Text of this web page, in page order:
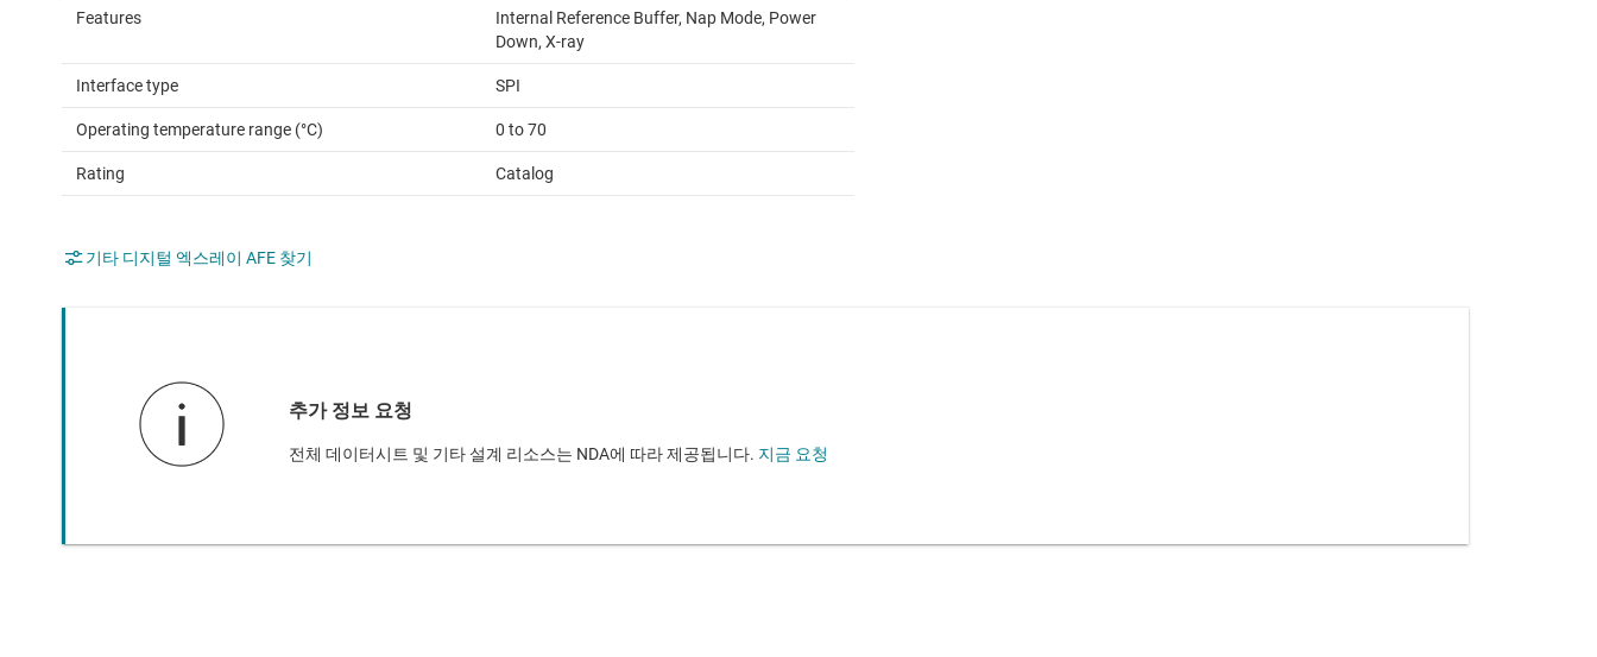
Features
Internal Reference Buffer, Nap Mode, Power
Down, X-ray
Interface type SPI
Operating temperature range (°C) 0 to 70
Rating Catalog
기타 디지털 엑스레이 AFE 찾기
추가 정보 요청
전체 데이터시트 및 기타 설계 리소스는 NDA에 따라 제공됩니다. 지금 요청